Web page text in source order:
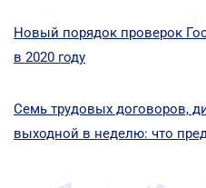
Новый порядок проверок
в 2020 году
Семь трудовых договоров,
выходной в неделю: что